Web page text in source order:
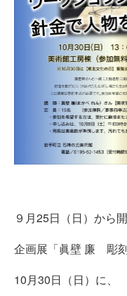
９月25日（日）から
企画展「眞壁 廉 彫
10月30日（日）に、